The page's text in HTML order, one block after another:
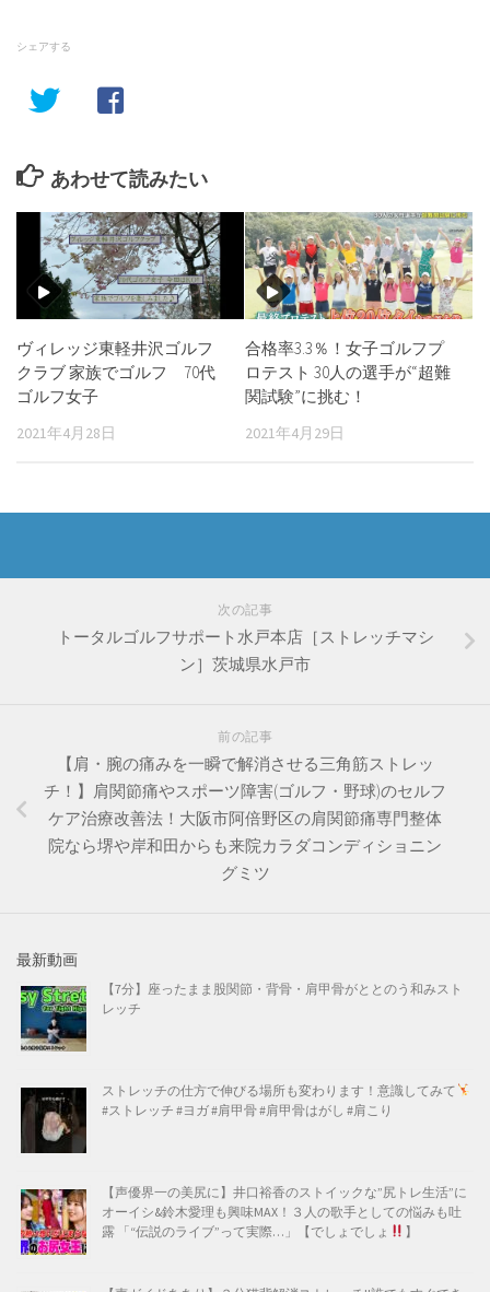
シェアする
あわせて読みたい
ヴィレッジ東軽井沢ゴルフ
クラブ 家族でゴルフ 70代
ゴルフ女子
2021年4月28日
合格率3.3％！女子ゴルフプ
ロテスト 30人の選手が“超難
関試験”に挑む！
2021年4月29日
次の記事
トータルゴルフサポート水戸本店［ストレッチマシ
ン］茨城県水戸市
前の記事
【肩・腕の痛みを一瞬で解消させる三角筋ストレッ
チ！】肩関節痛やスポーツ障害(ゴルフ・野球)のセルフ
ケア治療改善法！大阪市阿倍野区の肩関節痛専門整体
院なら堺や岸和田からも来院カラダコンディショニン
グミツ
最新動画
【7分】座ったまま股関節・背骨・肩甲骨がととのう和みスト
レッチ
ストレッチの仕方で伸びる場所も変わります！意識してみて
#ストレッチ #ヨガ #肩甲骨 #肩甲骨はがし #肩こり
【声優界一の美尻に】井口裕香のストイックな”尻トレ生活”に
オーイシ&鈴木愛理も興味MAX！３人の歌手としての悩みも吐
露 「“伝説のライブ”って実際…」【でしょでしょ
】